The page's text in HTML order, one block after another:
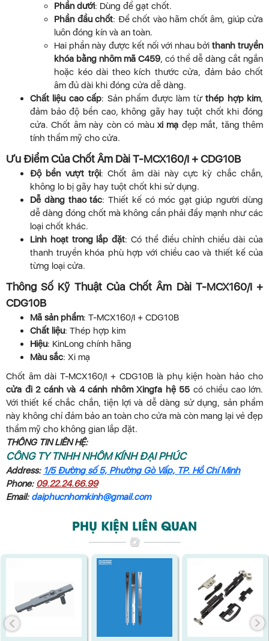
Phần dưới: Dùng để gạt chốt.
Phần đầu chốt: Để chốt vào hãm chốt âm, giúp cửa
luôn đóng kín và an toàn.
Hai phần này được kết nối với nhau bởi thanh truyền
khóa bằng nhôm mã C459, có thể dễ dàng cắt ngắn
hoặc kéo dài theo kích thước cửa, đảm bảo chốt
âm đủ dài khi đóng cửa dễ dàng.
Chất liệu cao cấp: Sản phẩm được làm từthép hợp kim,
đảm bảo độ bền cao, không gãy hay tuột chốt khi đóng
cửa. Chốt âm này còn có màu xi mạ đẹp mắt, tăng thêm
tính thẩm mỹ cho cửa.
Ưu Điểm Của Chốt Âm Dài T-MCX160/I + CDG10B
Độ bền vượt trội: Chốt âm dài này cực kỳ chắc chắn,
không lo bị gãy hay tuột chốt khi sử dụng.
Dễ dàng thao tác: Thiết kế có móc gạt giúp người dùng
dễ dàng đóng chốt mà không cần phải đẩy mạnh như các
loại chốt khác.
Linh hoạt trong lắp đặt: Có thể điều chỉnh chiều dài của
thanh truyền khóa phù hợp với chiều cao và thiết kế của
từng loại cửa.
Thông Số Kỹ Thuật Của Chốt Âm Dài T-MCX160/I +
CDG10B
Mã sản phẩm: T-MCX160/I + CDG10B
Chất liệu: Thép hợp kim
Hiệu: KinLong chính hãng
Màu sắc: Xi mạ
Chốt âm dài T-MCX160/I + CDG10B là phụ kiện hoàn hảo cho
cửa đi 2 cánh và 4 cánh nhôm Xingfa hệ 55 có chiều cao lớn.
Với thiết kế chắc chắn, tiện lợi và dễ dàng sử dụng, sản phẩm
này không chỉ đảm bảo an toàn cho cửa mà còn mang lại vẻ đẹp
thẩm mỹ cho không gian lắp đặt.
THÔNG TIN LIÊN HỆ:
CÔNG TY TNHH NHÔM KÍNH ĐẠI PHÚC
Address: 1/5 Đường số 5, Phường Gò Vấp, TP. Hồ Chí Minh
Phone: 09.22.24.66.99
Email: daiphucnhomkinh@gmail.com
PHỤ KIỆN LIÊN QUAN